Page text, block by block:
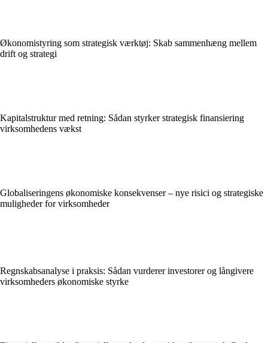
Økonomistyring som strategisk værktøj: Skab sammenhæng mellem
drift og strategi
Kapitalstruktur med retning: Sådan styrker strategisk finansiering
virksomhedens vækst
Globaliseringens økonomiske konsekvenser – nye risici og strategiske
muligheder for virksomheder
Regnskabsanalyse i praksis: Sådan vurderer investorer og långivere
virksomheders økonomiske styrke